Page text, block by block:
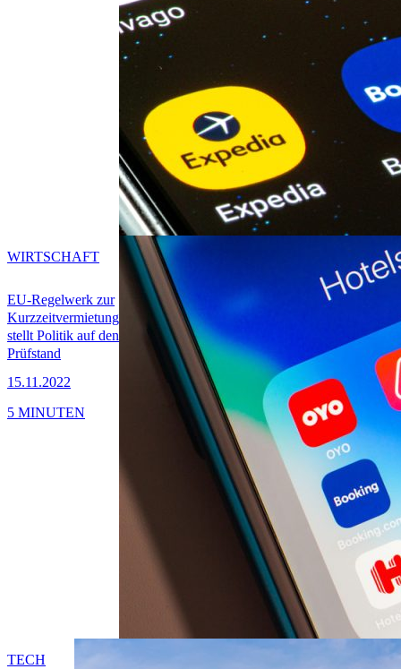
EU-Regelwerk zur
Kurzzeitvermietung
stellt Politik auf den
Prüfstand
15.11.2022
WIRTSCHAFT
5 MINUTEN
TECH